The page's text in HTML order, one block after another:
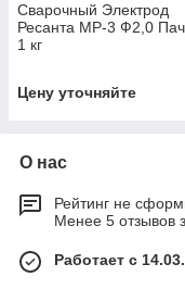
Сварочный Электрод
Ресанта МР-3 Ф2,0
1 кг
Цену уточняйте
О нас
Рейтинг не
Менее 5 отзывов
Работает с